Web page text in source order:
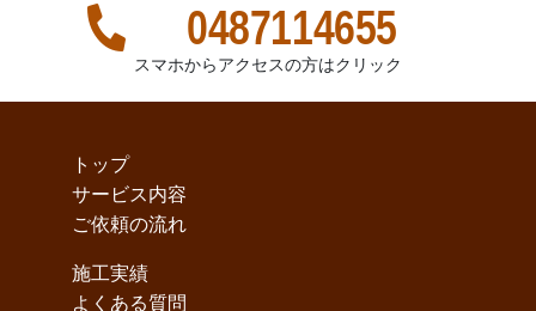
0487114655
スマホからアクセスの方はクリック
トップ
サービス内容
ご依頼の流れ
施工実績
よくある質問